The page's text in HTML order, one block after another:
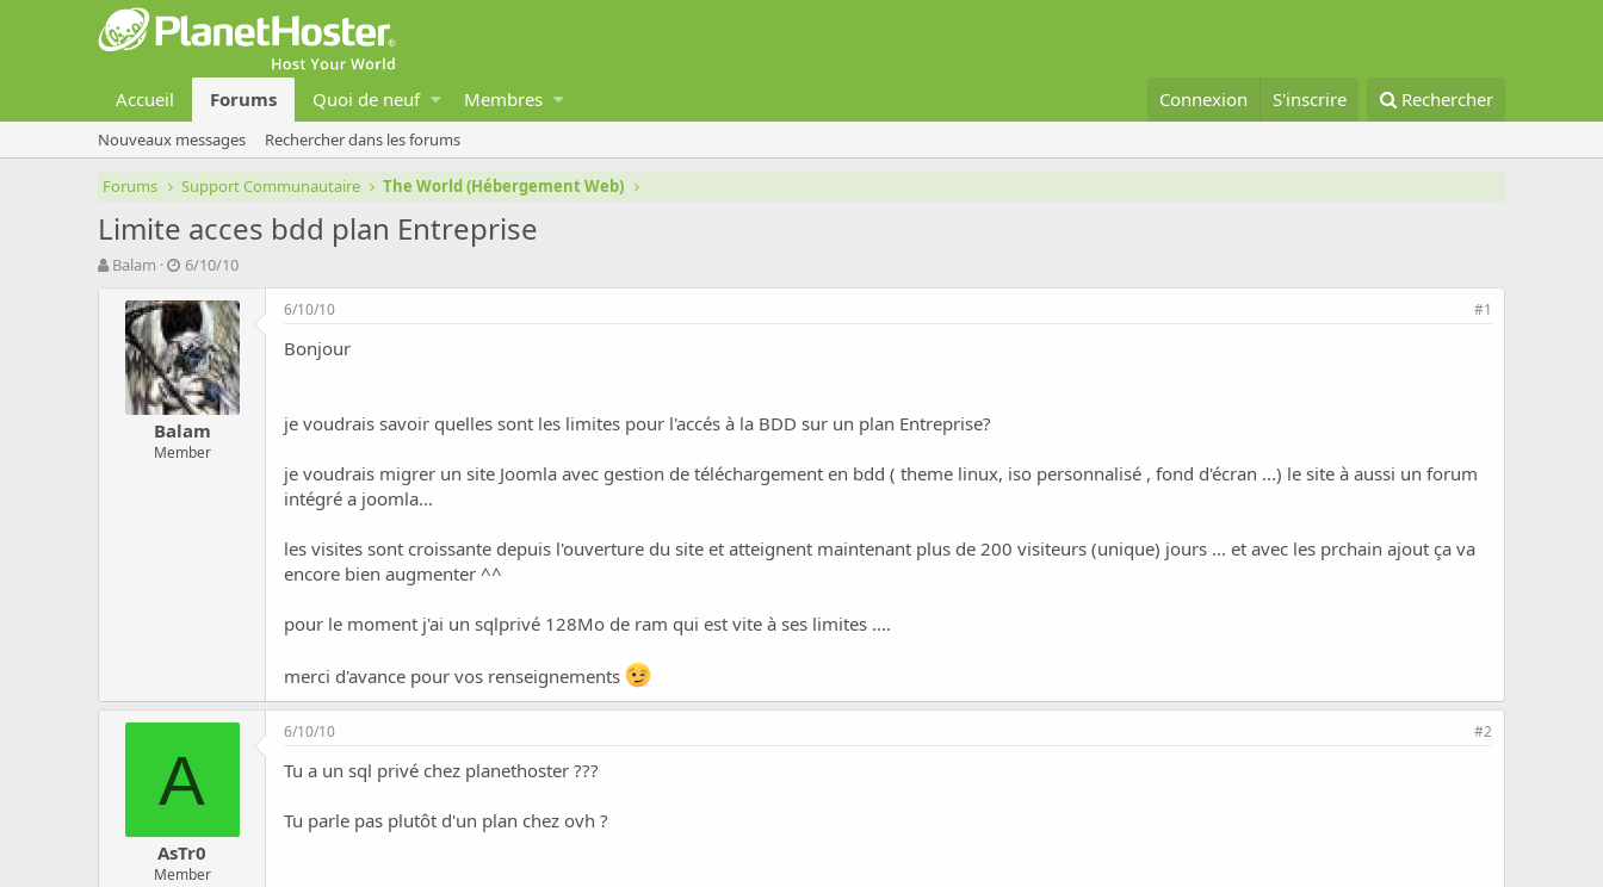
Accueil Forums Quoi de neuf Membres Connexion S'inscrire Rechercher
Nouveaux messages Rechercher dans les forums
Forums Support Communautaire The World (Hébergement Web)
Limite acces bdd plan Entreprise
A
Balam
D
t
e
d
e
d
é
b
u
6/10/10
Balam
Member
6/10/10 #1
Bonjour
je voudrais savoir quelles sont les limites pour l'accés à la BDD sur un plan Entreprise?
je voudrais migrer un site Joomla avec gestion de téléchargement en bdd ( theme linux, iso personnalisé , fond d'écran ...) le site à aussi un forum
intégré a joomla...
les visites sont croissante depuis l'ouverture du site et atteignent maintenant plus de 200 visiteurs (unique) jours ... et avec les prchain ajout ça va
encore bien augmenter ^^
pour le moment j'ai un sqlprivé 128Mo de ram qui est vite à ses limites ....
merci d'avance pour vos renseignements
A
AsTr0
Member
6/10/10 #2
Tu a un sql privé chez planethoster ???
Tu parle pas plutôt d'un plan chez ovh ?